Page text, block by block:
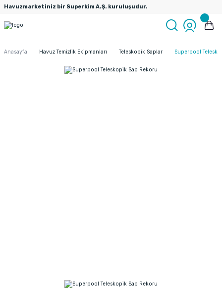
Havuzmarketiniz bir Superkim A.Ş. kuruluşudur.
Anasayfa Havuz Temizlik Ekipmanları Teleskopik Saplar Superpool